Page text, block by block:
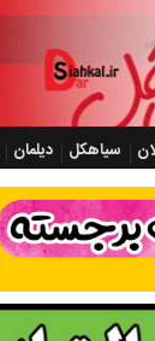
سیاهکل دیلمان